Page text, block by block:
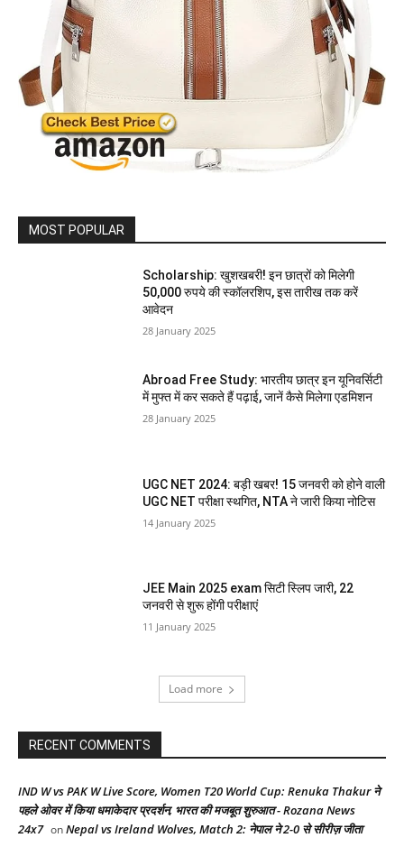
MOST POPULAR
Scholarship: खुशखबरी! इन छात्रों को मिलेगी
50,000 रुपये की स्कॉलरशिप, इस तारीख तक करें
आवेदन
28 January 2025
Abroad Free Study: भारतीय छात्र इन यूनिवर्सिटी
में मुफ्त में कर सकते हैं पढ़ाई, जानें कैसे मिलेगा एडमिशन
28 January 2025
UGC NET 2024: बड़ी खबर! 15 जनवरी को होने वाली
UGC NET परीक्षा स्थगित, NTA ने जारी किया नोटिस
14 January 2025
JEE Main 2025 exam सिटी स्लिप जारी, 22
जनवरी से शुरू होंगी परीक्षाएं
11 January 2025
Load more
RECENT COMMENTS
IND W vs PAK W Live Score, Women T20 World Cup: Renuka Thakur ने
पहले ओवर में किया धमाकेदार प्रदर्शन, भारत की मजबूत शुरुआत - Rozana News
24x7 onNepal vs Ireland Wolves, Match 2: नेपाल ने 2-0 से सीरीज़ जीता